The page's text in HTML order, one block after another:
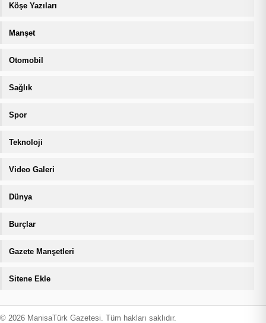
Köşe Yazıları
Manşet
Otomobil
Sağlık
Spor
Teknoloji
Video Galeri
Dünya
Burçlar
Gazete Manşetleri
Sitene Ekle
© 2026 ManisaTürk Gazetesi. Tüm hakları saklıdır.